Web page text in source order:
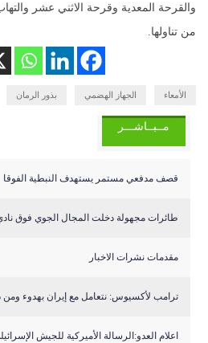
والقرحة المعدية وقرحة الاثني عشر
من تناولها.
الأمعاء الجهاز الهضمي بذور الرمان
مــبــاشـــر
قصف مدفعي مستمر يستهدف النبطية الفوقا
طائرات مجهولة دخلت المجال الجوي فوق
مقدمات نشرات الاخبار
ترامب لأكسيوس: نتعامل مع إيران بهدوء
اعلام العدو:الرسالة الأميركية للجيش